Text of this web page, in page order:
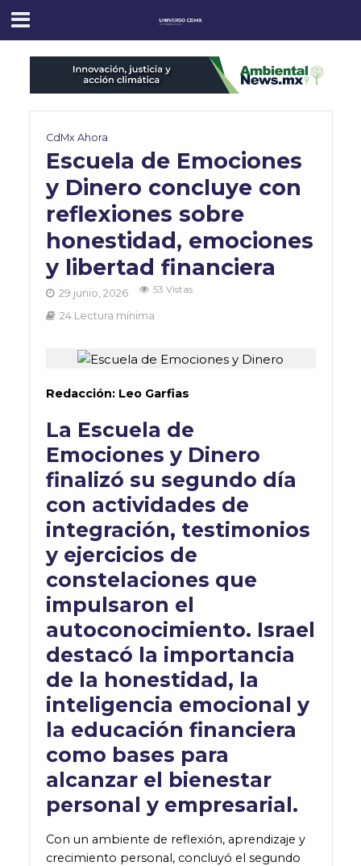
CdMx Ahora
Escuela de Emociones
y Dinero concluye con
reflexiones sobre
honestidad, emociones
y libertad financiera
29 junio, 2026 53 Vistas
24 Lectura mínima
Redacción: Leo Garfias
La Escuela de
Emociones y Dinero
finalizó su segundo día
con actividades de
integración, testimonios
y ejercicios de
constelaciones que
impulsaron el
autoconocimiento. Israel
destacó la importancia
de la honestidad, la
inteligencia emocional y
la educación financiera
como bases para
alcanzar el bienestar
personal y empresarial.
Con un ambiente de reflexión, aprendizaje y
crecimiento personal, concluyó el segundo